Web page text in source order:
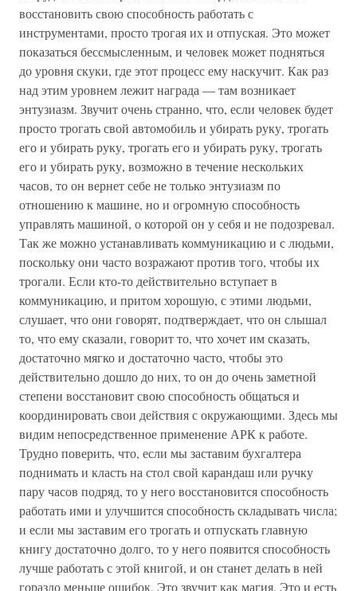
восстановить свою способность работать с
инструментами, просто трогая их и отпуская. Это может
показаться бессмысленным, и человек может подняться
до уровня скуки, где этот процесс ему наскучит. Как раз
над этим уровнем лежит награда — там возникает
энтузиазм. Звучит очень странно, что, если человек будет
просто трогать свой автомобиль и убирать руку, трогать
его и убирать руку, трогать его и убирать руку, трогать
его и убирать руку, возможно в течение нескольких
часов, то он вернет себе не только энтузиазм по
отношению к машине, но и огромную способность
управлять машиной, о которой он у себя и не подозревал.
Так же можно устанавливать коммуникацию и с людьми,
поскольку они часто возражают против того, чтобы их
трогали. Если кто-то действительно вступает в
коммуникацию, и притом хорошую, с этими людьми,
слушает, что они говорят, подтверждает, что он слышал
то, что ему сказали, говорит то, что хочет им сказать,
достаточно мягко и достаточно часто, чтобы это
действительно дошло до них, то он до очень заметной
степени восстановит свою способность общаться и
координировать свои действия с окружающими. Здесь мы
видим непосредственное применение АРК к работе.
Трудно поверить, что, если мы заставим бухгалтера
поднимать и класть на стол свой карандаш или ручку
пару часов подряд, то у него восстановится способность
работать ими и улучшится способность складывать числа;
и если мы заставим его трогать и отпускать главную
книгу достаточно долго, то у него появится способность
лучше работать с этой книгой, и он станет делать в ней
гораздо меньше ошибок. Это звучит как магия. Это и есть